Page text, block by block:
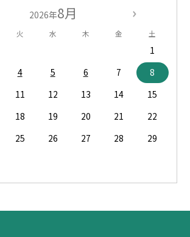
2026年8月
火 水 木 金 土
1
4 5 6 7
8
11 12 13 14
15
18 19 20 21
22
25 26 27 28
29